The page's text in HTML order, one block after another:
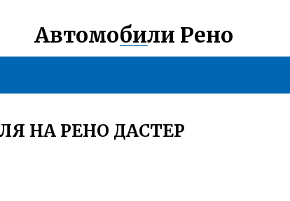
Автомобили Рено
НА РЕНО ДАСТЕР